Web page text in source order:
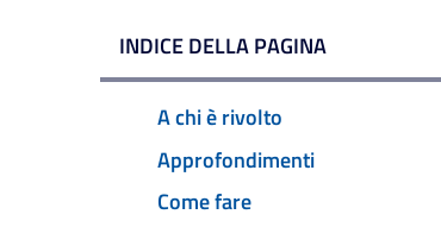
INDICE DELLA PAGINA
A chi è rivolto
Approfondimenti
Come fare